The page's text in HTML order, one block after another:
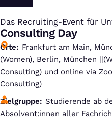
Das Recruiting-Event für
:
Consulting Day
Orte
Frankfurt am Main,
(Women), Berlin, München
Consulting) und online via
Consulting)
Zielgruppe
Studierende ab
Absolvent:innen aller